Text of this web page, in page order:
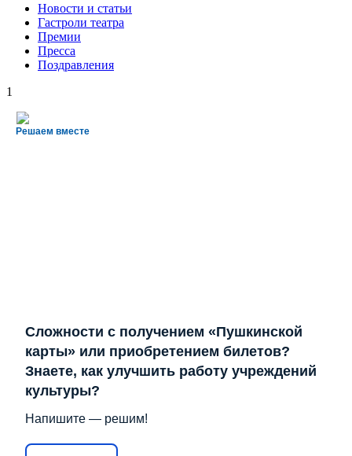
Новости и статьи
Гастроли театра
Премии
Пресса
Поздравления
1
Решаем вместе
Сложности с получением «Пушкинской
карты» или приобретением билетов?
Знаете, как улучшить работу учреждений
культуры?
Напишите — решим!